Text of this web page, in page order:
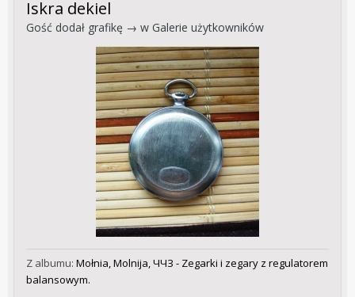
Iskra dekiel
Gość dodał grafikę → w Galerie użytkowników
Z albumu: Mołnia, Molnija, ЧЧЗ - Zegarki i zegary z regulatorem
balansowym.